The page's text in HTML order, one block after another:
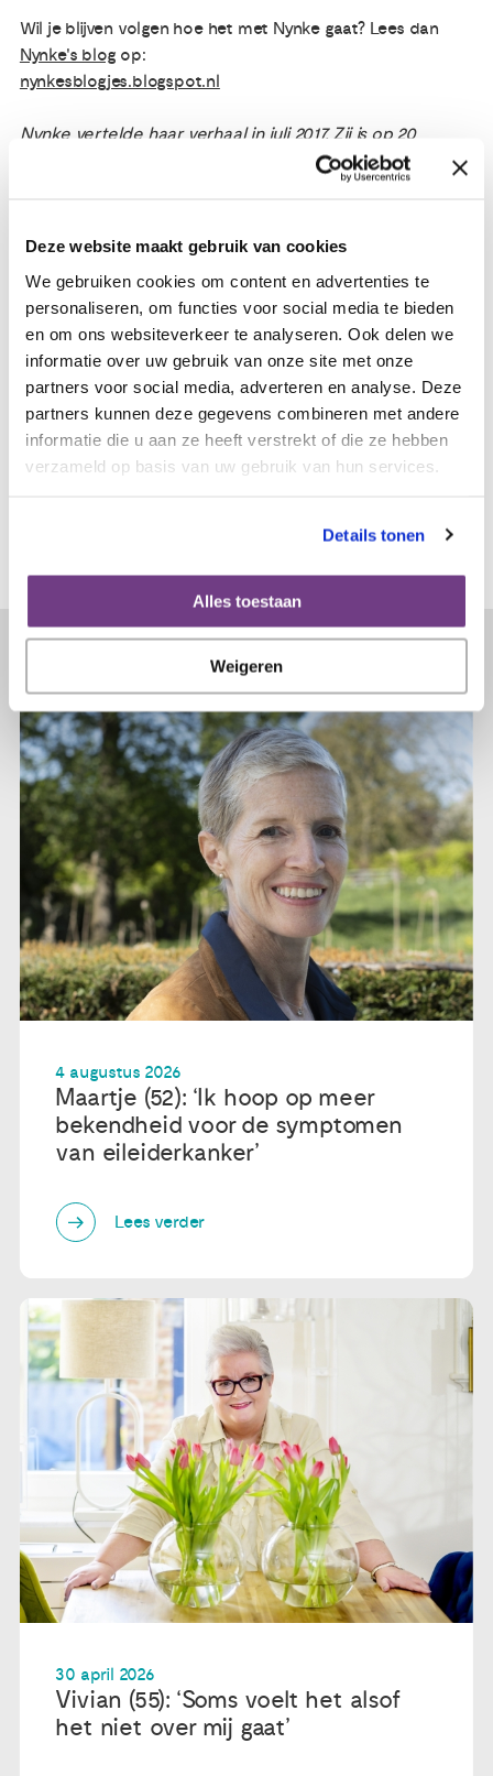
Deze website maakt gebruik van cookies
We gebruiken cookies om content en advertenties te
personaliseren, om functies voor social media te bieden
en om ons websiteverkeer te analyseren. Ook delen we
informatie over uw gebruik van onze site met onze
partners voor social media, adverteren en analyse. Deze
partners kunnen deze gegevens combineren met andere
informatie die u aan ze heeft verstrekt of die ze hebben
verzameld op basis van uw gebruik van hun services.
Details tonen
Alles toestaan
Weigeren
Wil je blijven volgen hoe het met Nynke gaat? Lees dan
Nynke's blog op:
nynkesblogjes.blogspot.nl
Nynke vertelde haar verhaal in juli 2017. Zij is op 20
Meer verhalen over
eierstokkanker
Meer verhalen over een
erfelijke vorm van kanker
4 augustus 2026
Maartje (52): ‘Ik hoop op meer
bekendheid voor de symptomen
van eileiderkanker’
Lees verder
30 april 2026
Vivian (55): ‘Soms voelt het alsof
het niet over mij gaat’